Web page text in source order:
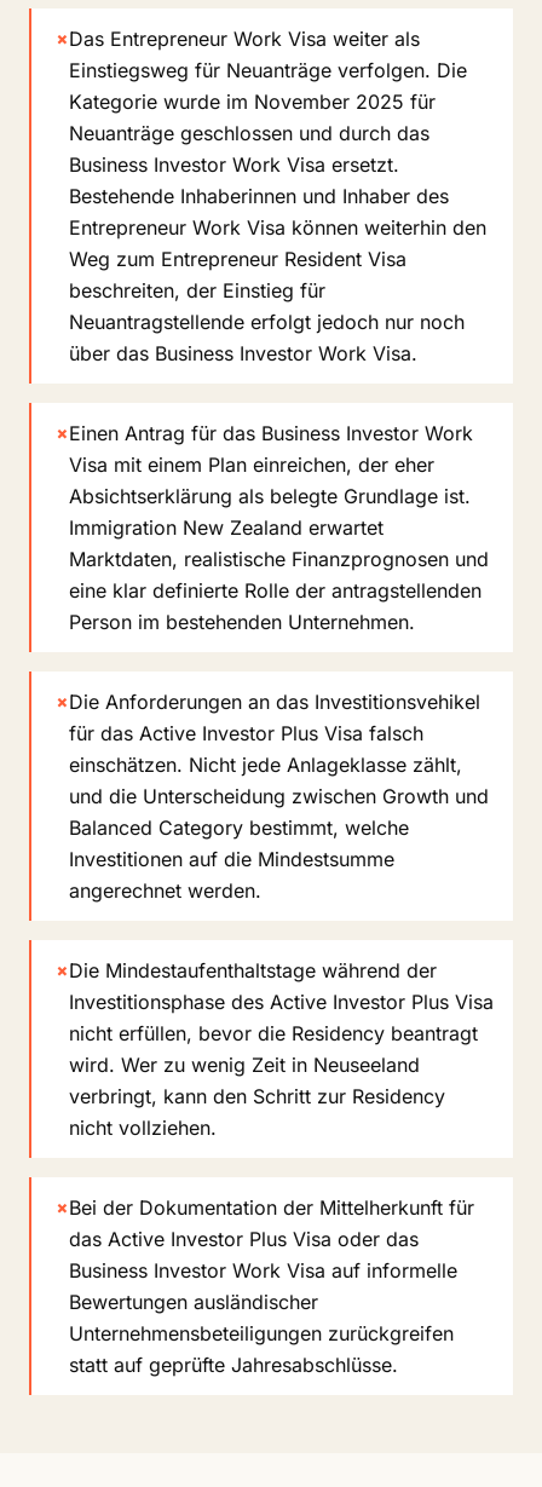
×Das Entrepreneur Work Visa weiter als
Einstiegsweg für Neuanträge verfolgen. Die
Kategorie wurde im November 2025 für
Neuanträge geschlossen und durch das
Business Investor Work Visa ersetzt.
Bestehende Inhaberinnen und Inhaber des
Entrepreneur Work Visa können weiterhin den
Weg zum Entrepreneur Resident Visa
beschreiten, der Einstieg für
Neuantragstellende erfolgt jedoch nur noch
über das Business Investor Work Visa.
×Einen Antrag für das Business Investor Work
Visa mit einem Plan einreichen, der eher
Absichtserklärung als belegte Grundlage ist.
Immigration New Zealand erwartet
Marktdaten, realistische Finanzprognosen und
eine klar definierte Rolle der antragstellenden
Person im bestehenden Unternehmen.
×Die Anforderungen an das Investitionsvehikel
für das Active Investor Plus Visa falsch
einschätzen. Nicht jede Anlageklasse zählt,
und die Unterscheidung zwischen Growth und
Balanced Category bestimmt, welche
Investitionen auf die Mindestsumme
angerechnet werden.
×Die Mindestaufenthaltstage während der
Investitionsphase des Active Investor Plus Visa
nicht erfüllen, bevor die Residency beantragt
wird. Wer zu wenig Zeit in Neuseeland
verbringt, kann den Schritt zur Residency
nicht vollziehen.
×Bei der Dokumentation der Mittelherkunft für
das Active Investor Plus Visa oder das
Business Investor Work Visa auf informelle
Bewertungen ausländischer
Unternehmensbeteiligungen zurückgreifen
statt auf geprüfte Jahresabschlüsse.